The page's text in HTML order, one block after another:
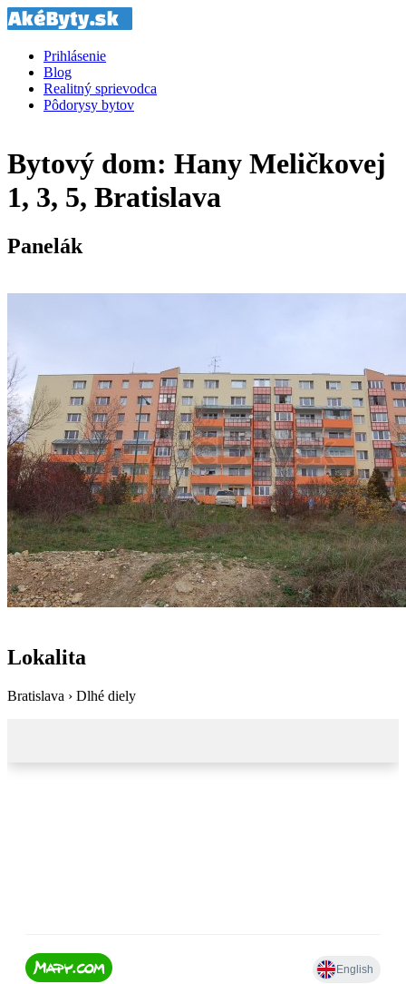
Prihlásenie
Blog
Realitný sprievodca
Pôdorysy bytov
Bytový dom: Hany Meličkovej
1, 3, 5, Bratislava
Panelák
Lokalita
Bratislava › Dlhé diely